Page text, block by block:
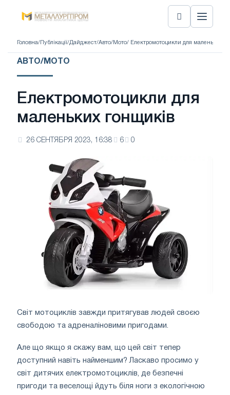
Головна/ Публікації/Дайджест/Авто/Мото/ Електромотоцикли для маленьких
АВТО/МОТО
Електромотоцикли для
маленьких гонщиків
26 СЕНТЯБРЯ 2023, 16:38 6 0
Світ мотоциклів завжди притягував людей своєю
свободою та адреналіновими пригодами.
Але що якщо я скажу вам, що цей світ тепер
доступний навіть найменшим? Ласкаво просимо у
світ дитячих електромотоциклів, де безпечні
пригоди та веселощі йдуть біля ноги з екологічною